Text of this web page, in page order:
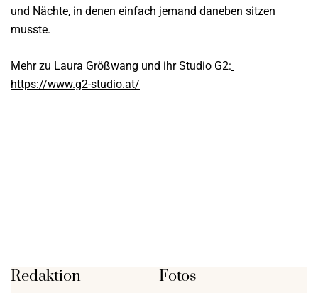
und Nächte, in denen einfach jemand daneben sitzen
musste.
Mehr zu Laura Größwang und ihr Studio G2:
https://www.g2-studio.at/
Redaktion Fotos